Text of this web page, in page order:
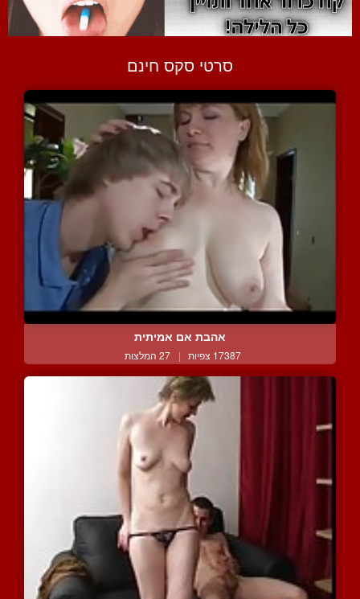
סרטי סקס חינם
אהבת אם אמיתית
17387 צפיות | 27 המלצות